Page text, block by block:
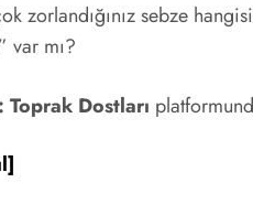
zorlandığınız sebze
var mı?
Dostları